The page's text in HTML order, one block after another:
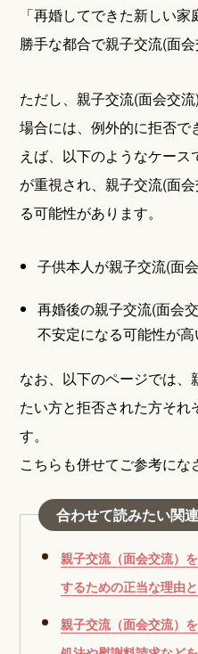
「再婚してできた新しい
勝手な都合で親子交流(面会
ただし、親子交流(面会交
場合には、例外的に拒否で
えば、以下のようなケー
が重視され、親子交流(面
る可能性があります。
子供本人が親子交流(面
再婚後の親子交流(面会
不安定になる可能性が
なお、以下のページでは、
たい方と拒否された方それ
す。
こちらも併せてご参考にな
合わせて読みたい関
親子交流（面会交流）
するための正当な理由
親子交流（面会交流）